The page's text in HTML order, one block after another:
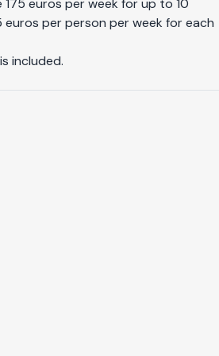
euros per week for up to 10
euros per person per week for each
included.